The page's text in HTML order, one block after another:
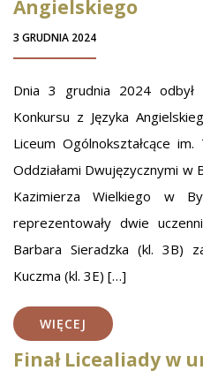
Angielskiego
3 GRUDNIA 2024
Dnia 3 grudnia 2024 odbył
Konkursu z Języka
Liceum Ogólnokształcące
Oddziałami Dwujęzycznymi
Kazimierza Wielkiego w
reprezentowały dwie
Barbara Sieradzka (kl. 3B)
Kuczma (kl. 3E) […]
WIĘCEJ
Finał Licealiady w